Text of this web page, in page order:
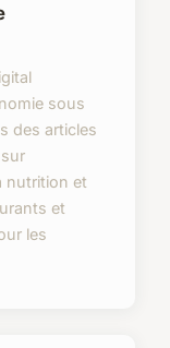
sous
des articles
nutrition et
et
les